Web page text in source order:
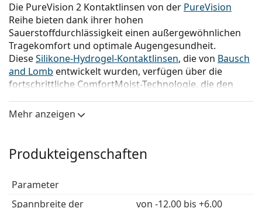
Die PureVision 2 Kontaktlinsen von der PureVision
Reihe bieten dank ihrer hohen
Sauerstoffdurchlässigkeit einen außergewöhnlichen
Tragekomfort und optimale Augengesundheit.
DieseSilikone-Hydrogel-Kontaktlinsen, die von Bausch
and Lomb entwickelt wurden, verfügen über die
fortschrittliche ComfortMoist-Technologie, die den
erhöht. Die asphärische Oberfläche garantiert auch
bei schlechten Lichtverhältnissen eine scharfe und
der Welt bewegen können.
Bitte beachten Sie, dass es sich um das gleiche Produkt
handelt. Beide Versionen sind identisch und der
Mehr anzeigen
Produkteigenschaften
Parameter
Spannbreite der
von -12.00 bis +6.00